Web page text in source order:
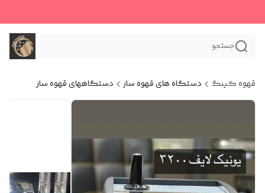
جستجو
قهوه کینگ دستگاه های قهوه ساز دستگاههای قهوه ساز